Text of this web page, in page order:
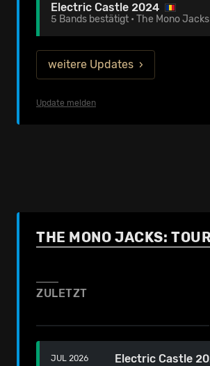
Electric Castle 2024
5 Bands bestätigt • The Mono Jacks
weitere Updates
Update melden
THE MONO JACKS:
ZULETZT
JUL 2026 Electric Castle